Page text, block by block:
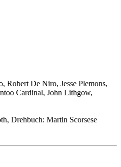
Robert De Niro, Jesse Plemons,
Cardinal, John Lithgow,
Drehbuch: Martin Scorsese